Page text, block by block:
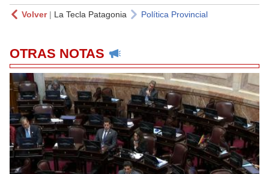
Volver| La Tecla Patagonia Política Provincial
OTRAS NOTAS